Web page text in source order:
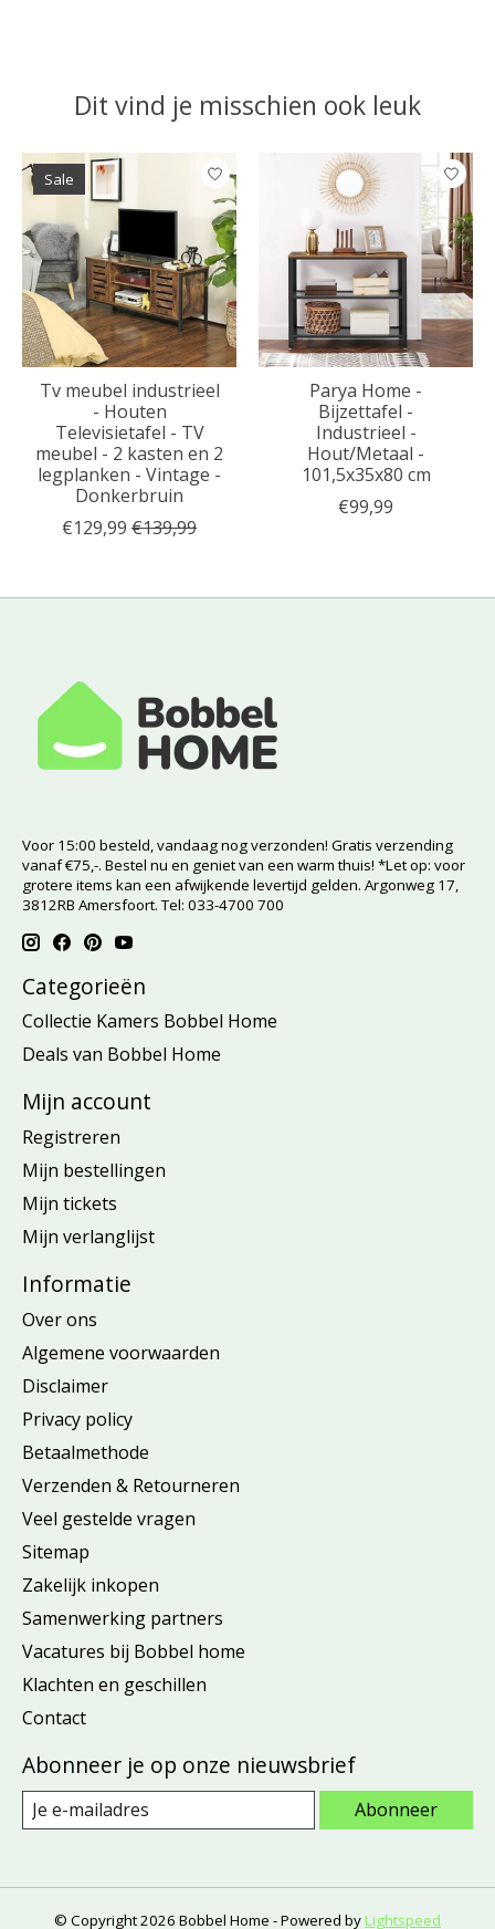
Dit vind je misschien ook leuk
Items van productcarrousel
Sale
Tv meubel industrieel
- Houten
Televisietafel - TV
meubel - 2 kasten en 2
legplanken - Vintage -
Donkerbruin
€129,99 €139,99
Parya Home -
Bijzettafel -
Industrieel -
Hout/Metaal -
101,5x35x80 cm
€99,99
Voor 15:00 besteld, vandaag nog verzonden! Gratis verzending
vanaf €75,-. Bestel nu en geniet van een warm thuis! *Let op: voor
grotere items kan een afwijkende levertijd gelden. Argonweg 17,
3812RB Amersfoort. Tel: 033-4700 700
Categorieën
Collectie Kamers Bobbel Home
Deals van Bobbel Home
Mijn account
Registreren
Mijn bestellingen
Mijn tickets
Mijn verlanglijst
Informatie
Over ons
Algemene voorwaarden
Disclaimer
Privacy policy
Betaalmethode
Verzenden & Retourneren
Veel gestelde vragen
Sitemap
Zakelijk inkopen
Samenwerking partners
Vacatures bij Bobbel home
Klachten en geschillen
Contact
Abonneer je op onze nieuwsbrief
Abonneer
© Copyright 2026 Bobbel Home - Powered by Lightspeed